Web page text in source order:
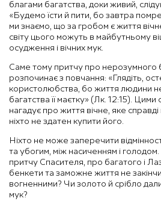
благами багатства, доки живий,
«Будемо їсти й пити, бо завтра
ми знаємо, що за гробом є життя
світу цього можуть в майбутньому
осудження і вічних мук.
Саме тому притчу про нерозумного
розпочинає з повчання: «Глядіть,
користолюбства, бо життя людини
багатства її маєтку» (Лк. 12:15).
нагадує про життя вічне, яке
ніхто не здатен купити його.
Ніхто не може заперечити
та убогим, між насиченням і
притчу Спасителя, про багатого і
бенкети та заможне життя не
вогненними? Чи золото й срібло
мук?